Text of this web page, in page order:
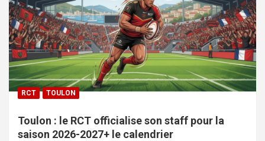
RCT TOULON
Toulon : le RCT officialise son staff pour la
saison 2026-2027+ le calendrier